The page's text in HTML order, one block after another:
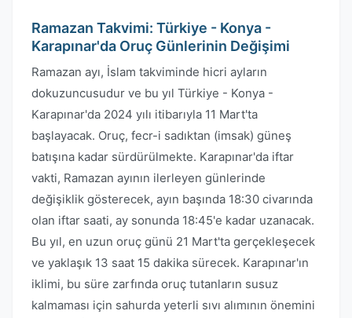
Ramazan Takvimi: Türkiye - Konya -
Karapınar'da Oruç Günlerinin Değişimi
Ramazan ayı, İslam takviminde hicri ayların
dokuzuncusudur ve bu yıl Türkiye - Konya -
Karapınar'da 2024 yılı itibarıyla 11 Mart'ta
başlayacak. Oruç, fecr-i sadıktan (imsak) güneş
batışına kadar sürdürülmekte. Karapınar'da iftar
vakti, Ramazan ayının ilerleyen günlerinde
değişiklik gösterecek, ayın başında 18:30 civarında
olan iftar saati, ay sonunda 18:45'e kadar uzanacak.
Bu yıl, en uzun oruç günü 21 Mart'ta gerçekleşecek
ve yaklaşık 13 saat 15 dakika sürecek. Karapınar'ın
iklimi, bu süre zarfında oruç tutanların susuz
kalmaması için sahurda yeterli sıvı alımının önemini